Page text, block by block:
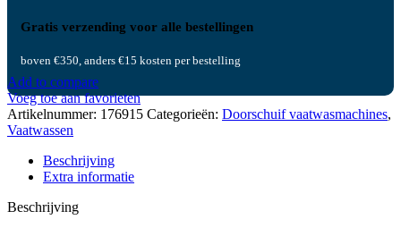
Gratis verzending voor alle bestellingen
boven €350, anders €15 kosten per bestelling
Add to compare
Voeg toe aan favorieten
Artikelnummer: 176915 Categorieën: Doorschuif vaatwasmachines,
Vaatwassen
Beschrijving
Extra informatie
Beschrijving